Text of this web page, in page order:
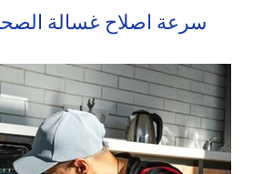
سرعة اصلاح غسالة